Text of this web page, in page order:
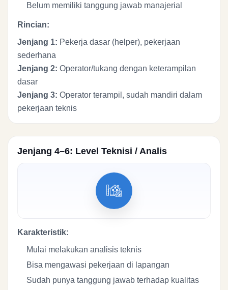
Belum memiliki tanggung jawab manajerial
Rincian:
Jenjang 1: Pekerja dasar (helper), pekerjaan
sederhana
Jenjang 2: Operator/tukang dengan keterampilan
dasar
Jenjang 3: Operator terampil, sudah mandiri dalam
pekerjaan teknis
Jenjang 4–6: Level Teknisi / Analis
Karakteristik:
Mulai melakukan analisis teknis
Bisa mengawasi pekerjaan di lapangan
Sudah punya tanggung jawab terhadap kualitas